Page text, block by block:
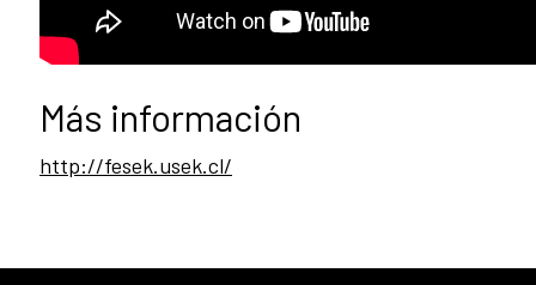
Más información
http://fesek.usek.cl/